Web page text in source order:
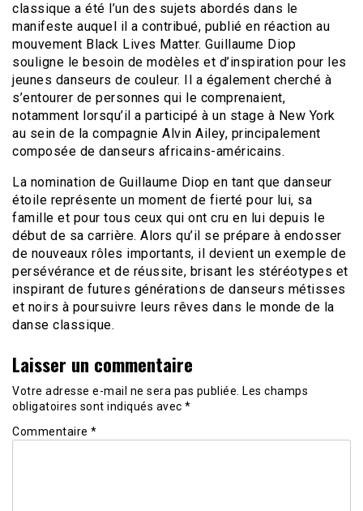
classique a été l’un des sujets abordés dans le
manifeste auquel il a contribué, publié en réaction au
mouvement Black Lives Matter. Guillaume Diop
souligne le besoin de modèles et d’inspiration pour les
jeunes danseurs de couleur. Il a également cherché à
s’entourer de personnes qui le comprenaient,
notamment lorsqu’il a participé à un stage à New York
au sein de la compagnie Alvin Ailey, principalement
composée de danseurs africains-américains.
La nomination de Guillaume Diop en tant que danseur
étoile représente un moment de fierté pour lui, sa
famille et pour tous ceux qui ont cru en lui depuis le
début de sa carrière. Alors qu’il se prépare à endosser
de nouveaux rôles importants, il devient un exemple de
persévérance et de réussite, brisant les stéréotypes et
inspirant de futures générations de danseurs métisses
et noirs à poursuivre leurs rêves dans le monde de la
danse classique.
Laisser un commentaire
Votre adresse e-mail ne sera pas publiée. Les champs
obligatoires sont indiqués avec *
Commentaire *